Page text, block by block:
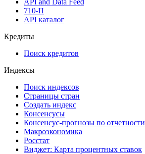
710-П
API каталог
Кредиты
Поиск кредитов
Индексы
Поиск индексов
Страницы стран
Создать индекс
Консенсусы
Консенсус-прогнозы по отчетности
Макроэкономика
Росстат
Виджет: Карта процентных ставок